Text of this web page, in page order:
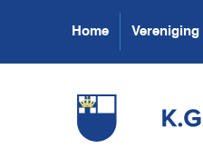
Home Vereniging